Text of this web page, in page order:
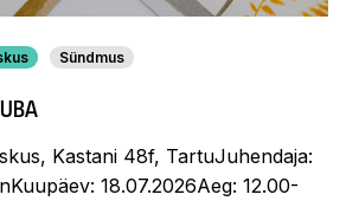
Sündmus
Kastani 48f, TartuJuhendaja:
18.07.2026Aeg: 12.00-